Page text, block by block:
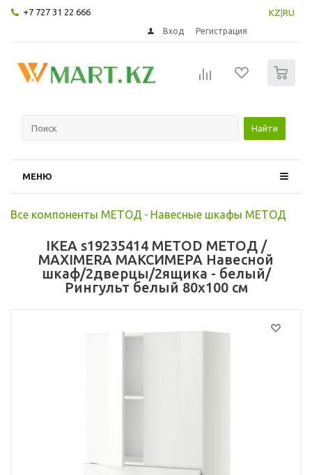
+7 727 31 22 666 KZ RU
Вход Регистрация
Найти
МЕНЮ
Все компоненты МЕТОД - Навесные шкафы МЕТОД
IKEA s19235414 METOD МЕТОД /
MAXIMERA МАКСИМЕРА Навесной
шкаф/2дверцы/2ящика - белый/
Рингульт белый 80x100 см